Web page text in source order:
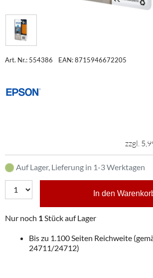
Art. Nr.: 554386 EAN: 8715946672205
zzgl.
Auf Lager, Lieferung in 1-3 Werktagen
In den
Nur noch 1Stück auf Lager
Bis zu 1.100 Seiten Reichweite
24711/24712)